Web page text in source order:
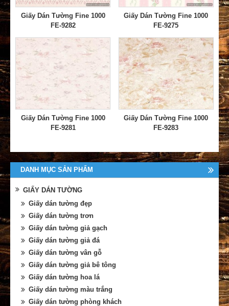
Giấy Dán Tường Fine 1000
FE-9282
Giấy Dán Tường Fine 1000
FE-9275
Giấy Dán Tường Fine 1000
FE-9281
Giấy Dán Tường Fine 1000
FE-9283
DANH MỤC SẢN PHẨM
GIẤY DÁN TƯỜNG
Giấy dán tường đẹp
Giấy dán tường trơn
Giấy dán tường giả gạch
Giấy dán tường giả đá
Giấy dán tường vân gỗ
Giấy dán tường giả bê tông
Giấy dán tường hoa lá
Giấy dán tường màu trắng
Giấy dán tường phòng khách